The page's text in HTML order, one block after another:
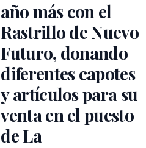
año más con el
Rastrillo de Nuevo
Futuro, donando
diferentes capotes
y artículos para su
venta en el puesto
de La